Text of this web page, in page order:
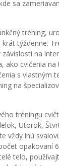
sa
tréning,
týždenne.
na
ako cvičenia na
s vlastným
na
tréningu
Utorok,
vždy inú
opakovaní
telo,